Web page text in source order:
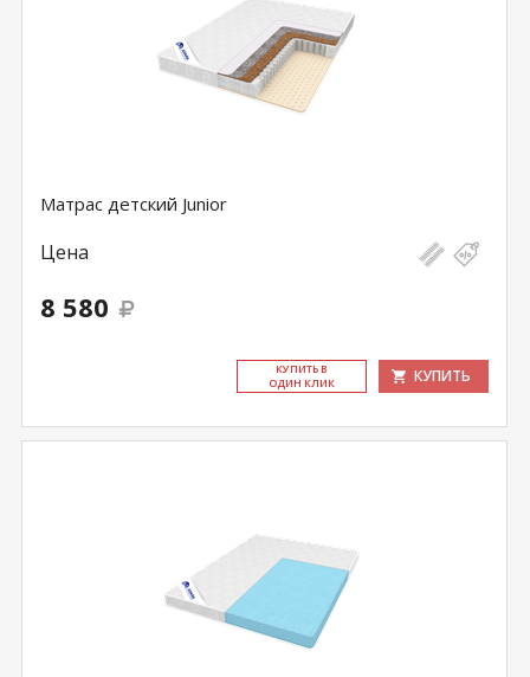
Матрас детский Junior
Цена
8 580
КУ­ПИТЬ В
ОДИН КЛИК
КУПИТЬ